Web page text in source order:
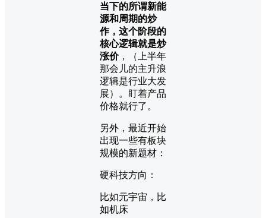
当下的所谓新能
源和周期的炒
作，这个阶段的
核心逻辑就是炒
涨价，（上半年
那会儿的主升浪
逻辑是行业大发
展）。盯着产品
价格就行了。
另外，最近开始
出现一些有板块
规模的新题材：
硬科技方向：
比如元宇宙，比
如机床